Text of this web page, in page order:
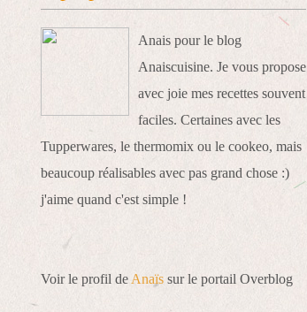
Anais pour le blog
Anaiscuisine. Je vous propose
avec joie mes recettes souvent
faciles. Certaines avec les
Tupperwares, le thermomix ou le cookeo, mais
beaucoup réalisables avec pas grand chose :)
j'aime quand c'est simple !
Voir le profil de Anaïs sur le portail Overblog